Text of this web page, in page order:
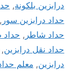
درابزين بلكونة,
حداد درابزين سور ,
حداد شاطر , حداد
حداد نقل درابزين,
درابزين, معلم